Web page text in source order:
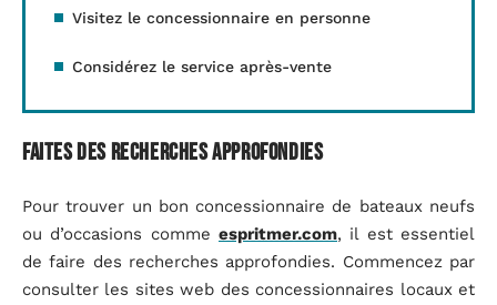
Visitez le concessionnaire en personne
Considérez le service après-vente
Faites des recherches approfondies
Pour trouver un bon concessionnaire de bateaux neufs
ou d’occasions comme espritmer.com, il est essentiel
de faire des recherches approfondies. Commencez par
consulter les sites web des concessionnaires locaux et